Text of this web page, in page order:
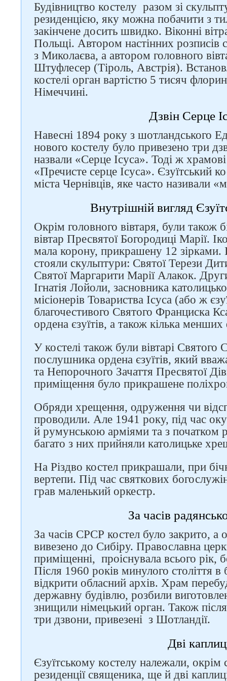
Будівництво костелу разом зі
резиденцією, яку можна побачити з
закінчене досить швидко. Віконні
Польщі. Автором настінних розписів
з Миколаєва, а автором головного
Штуфлесер (Тіроль, Австрія).
костелі орган вартістю 5 тисяч
Німеччині.
Дзвін Серце
Навесні 1894 року з шотландського
нового костелу було привезено три
назвали «Серце Ісуса». Тоді ж
«Пречисте серце Ісуса». Єзуїтський
міста Чернівців, яке часто називали
Внутрішній вигляд
Окрім головного вівтаря, були також
вівтар Пресвятої Богородиці Марії.
мала корону, прикрашену 12 зірками.
стояли скульптури: Святої Терези
Святої Маргарити Марії Алакок.
Ігнатія Лойоли, засновника
місіонерів Товариства Ісуса (або ж
благочестивого Святого Франциска
ордена єзуїтів, а також кілька менших
У костелі також були вівтарі Святого
послушника ордена єзуїтів, який
та Непорочного Зачаття Пресвятої
приміщення було прикрашене
Обряди хрещення, одруження чи
проводили. Але 1941 року, під час
й румунською арміями та з початком
багато з них прийняли католицьке
На Різдво костел прикрашали, при
вертепи. Під час святкових
грав маленький оркестр.
За часів
За часів СРСР костел було закрито, а
вивезено до Сибіру. Православна
приміщенні, проіснувала всього рік,
Після 1960 років минулого століття в
відкрити обласний архів. Храм
державну будівлю, розбили
знищили німецький орган. Також
три дзвони, привезені з Шотландії.
Дві
Єзуїтському костелу належали, окрім
резиденції священика, ще й дві
Слідкуйте за нами в
соцмережах